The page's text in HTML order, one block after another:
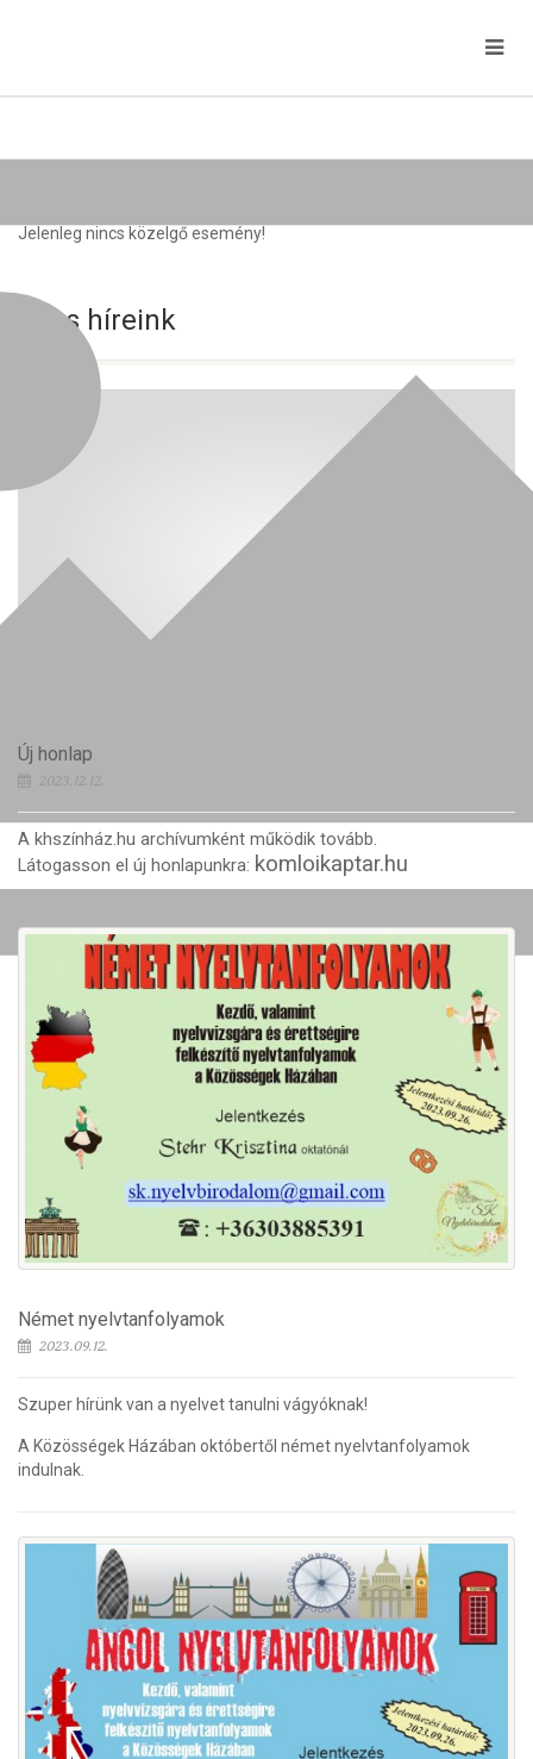
Jelenleg nincs közelgő esemény!
Friss híreink
Új honlap
2023.12.12.
A khszínház.hu archívumként működik tovább.
Látogasson el új honlapunkra: komloikaptar.hu
Német nyelvtanfolyamok
2023.09.12.
Szuper hírünk van a nyelvet tanulni vágyóknak!
A Közösségek Házában októbertől német nyelvtanfolyamok
indulnak.